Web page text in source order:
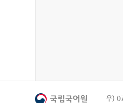
우)